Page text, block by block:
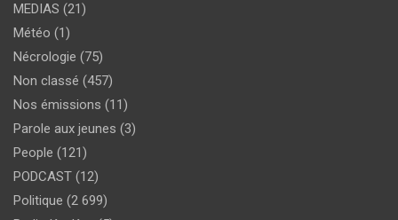
MEDIAS (21)
Météo (1)
Nécrologie (75)
Non classé (457)
Nos émissions (11)
Parole aux jeunes (3)
People (121)
PODCAST (12)
Politique (2 699)